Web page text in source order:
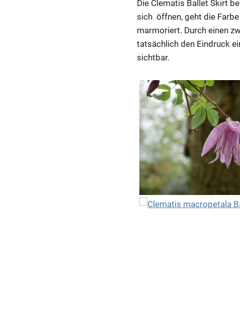
Die Clematis Ballet Skirt
sich öffnen, geht die
marmoriert. Durch einen
tatsächlich den Eindruck
sichtbar.